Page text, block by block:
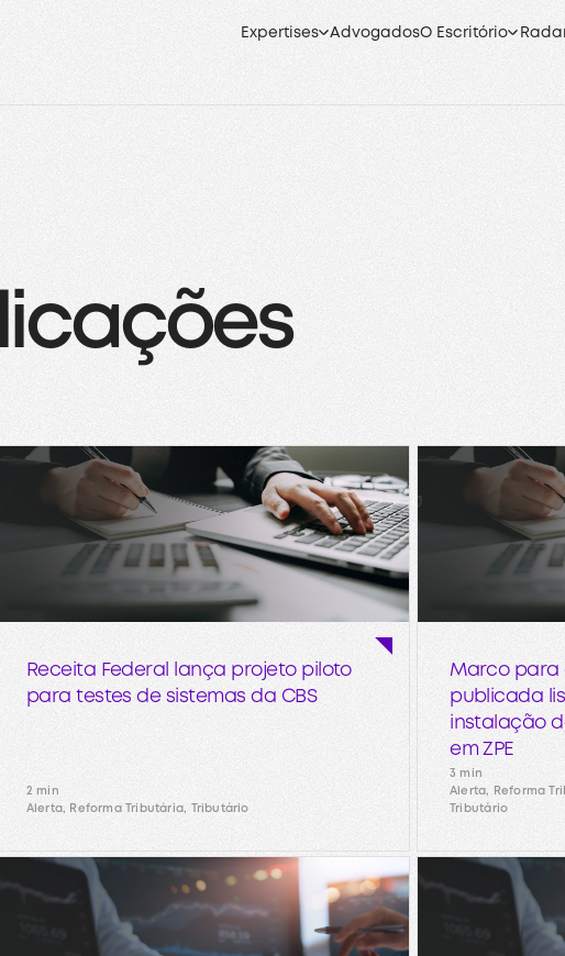
Expertises AdvogadosO Escritório
Receita Federal lança projeto piloto
para testes de sistemas da CBS
2 min
Alerta, Reforma Tributária, Tributário
Marco para
publicada
instalação
em ZPE
3 min
Alerta, Reforma
Tributário